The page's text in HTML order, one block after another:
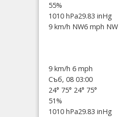
55%
1010 hPa29.83 inHg
9 km/h NW6 mph NW
9 km/h 6 mph
Съб, 08 03:00
24° 75° 24° 75°
51%
1010 hPa29.83 inHg